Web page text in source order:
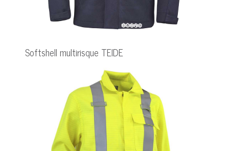
Softshell multirisque TEIDE